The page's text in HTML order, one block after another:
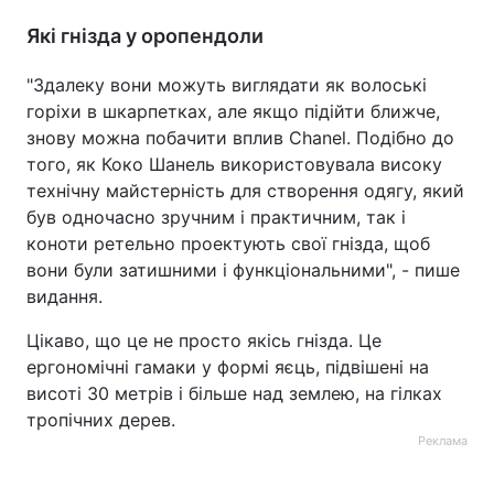
Які гнізда у оропендоли
"Здалеку вони можуть виглядати як волоські
горіхи в шкарпетках, але якщо підійти ближче,
знову можна побачити вплив Chanel. Подібно до
того, як Коко Шанель використовувала високу
технічну майстерність для створення одягу, який
був одночасно зручним і практичним, так і
коноти ретельно проектують свої гнізда, щоб
вони були затишними і функціональними", - пише
видання.
Цікаво, що це не просто якісь гнізда. Це
ергономічні гамаки у формі яєць, підвішені на
висоті 30 метрів і більше над землею, на гілках
тропічних дерев.
Реклама